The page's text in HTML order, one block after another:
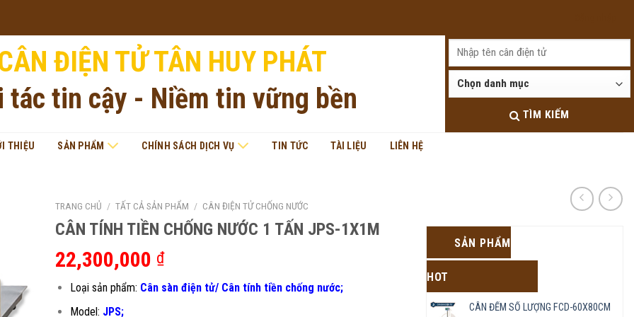
ĐIỆN TỬ TÂN HUY PHÁT
tác tin cậy - Niềm tin vững bền
TÌM KIẾM
THIỆU SẢN PHẨM CHÍNH SÁCH DỊCH VỤ TIN TỨC TÀI LIỆU LIÊN HỆ
TRANG CHỦ / TẤT CẢ SẢN PHẨM / CÂN ĐIỆN TỬ CHỐNG NƯỚC
CÂN TÍNH TIỀN CHỐNG NƯỚC 1 TẤN JPS-1X1M
22,300,000 ₫
Loại sản phẩm: Cân sàn điện tử/ Cân tính tiền chống nước;
Model: JPS;
SẢN PHẨM
HOT
CÂN ĐẾM SỐ LƯỢNG FCD-60X80CM